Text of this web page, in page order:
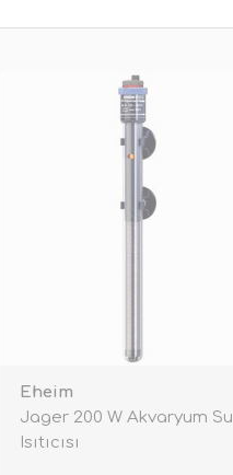
Eheim
Jager 200 W Akvaryum Su
Isıtıcısı